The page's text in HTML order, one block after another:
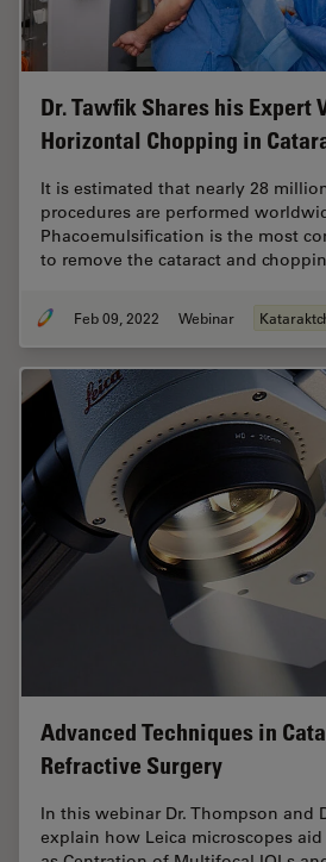
Dr. Tawfik Shares his Expert
Horizontal Chopping in
It is estimated that nearly 28
procedures are performed
Phacoemulsification is the most
to remove the cataract and
Feb 09, 2022 Webinar
Advanced Techniques in
Refractive Surgery
In this webinar Dr. Thompson and
explain how Leica microscopes